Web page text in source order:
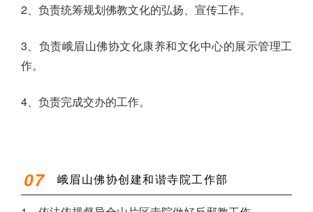
2、负责统筹规划佛教文化的弘扬、宣传工作。
3、负责峨眉山佛协文化康养和文化中心的展示管理工
作。
4、负责完成交办的工作。
07 峨眉山佛协创建和谐寺院工作部